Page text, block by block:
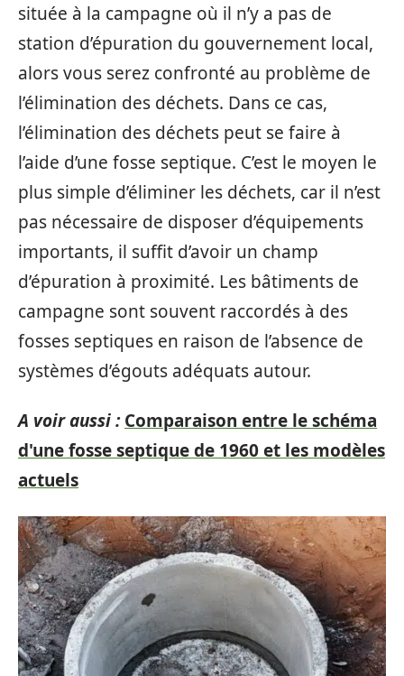
située à la campagne où il n’y a pas de
station d’épuration du gouvernement local,
alors vous serez confronté au problème de
l’élimination des déchets. Dans ce cas,
l’élimination des déchets peut se faire à
l’aide d’une fosse septique. C’est le moyen le
plus simple d’éliminer les déchets, car il n’est
pas nécessaire de disposer d’équipements
importants, il suffit d’avoir un champ
d’épuration à proximité. Les bâtiments de
campagne sont souvent raccordés à des
fosses septiques en raison de l’absence de
systèmes d’égouts adéquats autour.
A voir aussi : Comparaison entre le schéma
d'une fosse septique de 1960 et les modèles
actuels